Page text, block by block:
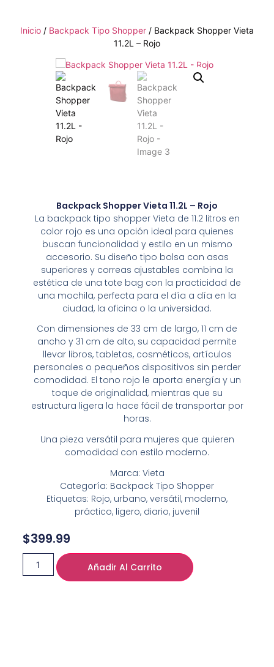
Inicio / Backpack Tipo Shopper / Backpack Shopper Vieta
11.2L – Rojo
Backpack Shopper Vieta 11.2L – Rojo
La backpack tipo shopper Vieta de 11.2 litros en
color rojo es una opción ideal para quienes
buscan funcionalidad y estilo en un mismo
accesorio. Su diseño tipo bolsa con asas
superiores y correas ajustables combina la
estética de una tote bag con la practicidad de
una mochila, perfecta para el día a día en la
ciudad, la oficina o la universidad.
Con dimensiones de 33 cm de largo, 11 cm de
ancho y 31 cm de alto, su capacidad permite
llevar libros, tabletas, cosméticos, artículos
personales o pequeños dispositivos sin perder
comodidad. El tono rojo le aporta energía y un
toque de originalidad, mientras que su
estructura ligera la hace fácil de transportar por
horas.
Una pieza versátil para mujeres que quieren
comodidad con estilo moderno.
Marca: Vieta
Categoría: Backpack Tipo Shopper
Etiquetas: Rojo, urbano, versátil, moderno,
práctico, ligero, diario, juvenil
$399.99
Añadir Al Carrito